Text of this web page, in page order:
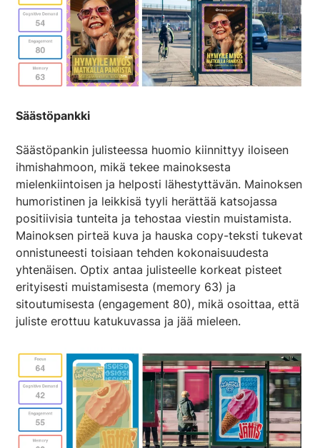
Säästöpankki
Säästöpankin julisteessa huomio kiinnittyy iloiseen
ihmishahmoon, mikä tekee mainoksesta
mielenkiintoisen ja helposti lähestyttävän. Mainoksen
humoristinen ja leikkisä tyyli herättää katsojassa
positiivisia tunteita ja tehostaa viestin muistamista.
Mainoksen pirteä kuva ja hauska copy-teksti tukevat
onnistuneesti toisiaan tehden kokonaisuudesta
yhtenäisen. Optix antaa julisteelle korkeat pisteet
erityisesti muistamisesta (memory 63) ja
sitoutumisesta (engagement 80), mikä osoittaa, että
juliste erottuu katukuvassa ja jää mieleen.